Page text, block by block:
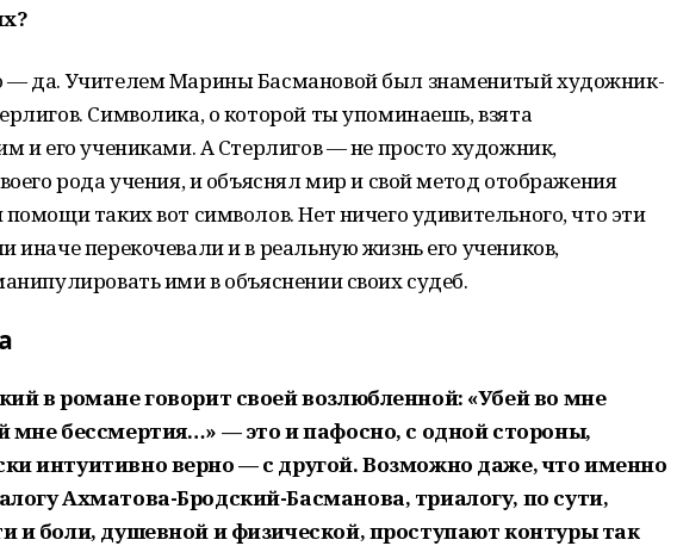
да. Учителем Марины Басмановой был знаменитый художник-
Символика, о которой ты упоминаешь, взята
и его учениками. А Стерлигов — не просто художник,
рода учения, и объяснял мир и свой метод отображения
таких вот символов. Нет ничего удивительного, что эти
иначе перекочевали и в реальную жизнь его учеников,
ими в объяснении своих судеб.
в романе говорит своей возлюбленной: «Убей во мне
мне бессмертия…» — это и пафосно, с одной стороны,
интуитивно верно — с другой. Возможно даже, что именно
Ахматова-Бродский-Басманова, триалогу, по сути,
и боли, душевной и физической, проступают контуры так